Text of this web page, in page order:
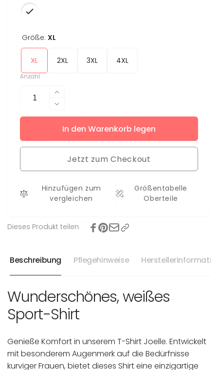
Größe: XL
XL 2XL 3XL 4XL
Anzahl
Erhöhe
die
Menge
für
Shirt
Joelle
Verringere
die
Menge
für
T-
Shirt
Joelle
In den Warenkorb legen
Jetzt zum Checkout
Hinzufügen zum
vergleichen
Größentabelle
Oberteile
Dieses Produkt teilen
Beschreibung Pflegehinweise
Wunderschönes, weißes
Sport-Shirt
Genieße Komfort in unserem T-Shirt Joelle. Entwickelt
mit besonderem Augenmerk auf die Bedürfnisse
kurviger Frauen, bietet dieses Shirt eine einzigartige